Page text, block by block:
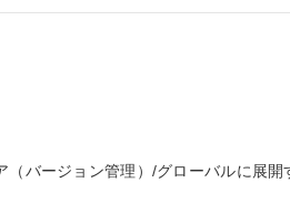
（バージョン管理）/グローバルに展開